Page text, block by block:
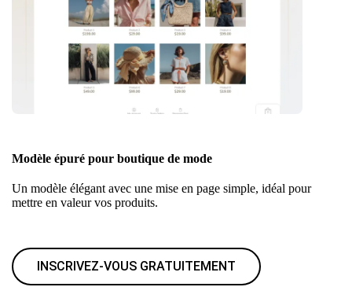
Modèle épuré pour boutique de mode
Un modèle élégant avec une mise en page simple, idéal pour
mettre en valeur vos produits.
INSCRIVEZ-VOUS GRATUITEMENT